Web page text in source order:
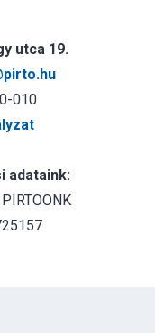
utca 19.
010
adataink: